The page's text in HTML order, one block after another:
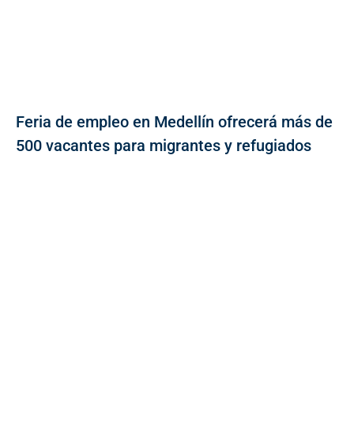
Feria de empleo en Medellín ofrecerá más de
500 vacantes para migrantes y refugiados